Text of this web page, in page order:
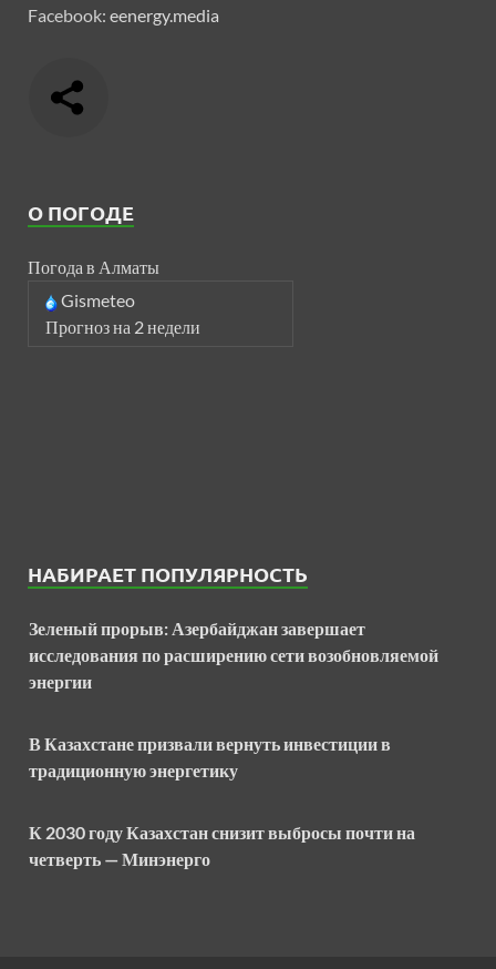
Facebook: eenergy.media
О ПОГОДЕ
Погода в Алматы
Gismeteo
Прогноз на 2 недели
НАБИРАЕТ ПОПУЛЯРНОСТЬ
Зеленый прорыв: Азербайджан завершает
исследования по расширению сети возобновляемой
энергии
В Казахстане призвали вернуть инвестиции в
традиционную энергетику
К 2030 году Казахстан снизит выбросы почти на
четверть — Минэнерго